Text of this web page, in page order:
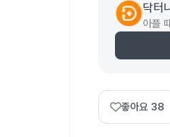
닥터
아플
좋아요 38